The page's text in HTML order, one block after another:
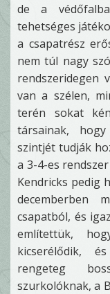
de a
tehetséges
a csapatrész
nem túl nagy
rendszeridegen
van a szélen,
terén sokat
társainak,
szintjét tudják
a 3-4-es
Kendricks pedig
csapatból, és
említettük,
kicserélődik,
rengeteg
szurkolóknak, a